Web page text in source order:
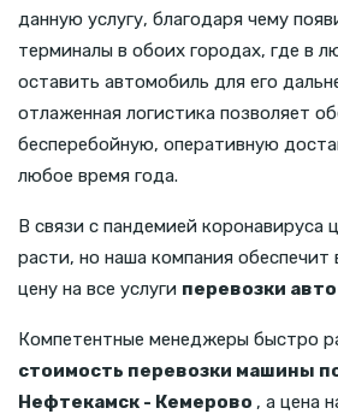
данную услугу, благодаря чему
терминалы в обоих городах, где в
оставить автомобиль для его
отлаженная логистика позволяет
бесперебойную, оперативную
любое время года.
В связи с пандемией коронавируса
расти, но наша компания
цену на все услуги перевозки
Компетентные менеджеры быстро
стоимость перевозки машины
Нефтекамск - Кемерово , а цена